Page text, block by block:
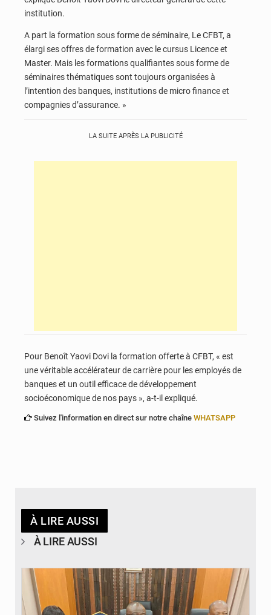
institution.
A part la formation sous forme de séminaire, Le CFBT, a
élargi ses offres de formation avec le cursus Licence et
Master. Mais les formations qualifiantes sous forme de
séminaires thématiques sont toujours organisées à
l’intention des banques, institutions de micro finance et
compagnies d’assurance. »
LA SUITE APRÈS LA PUBLICITÉ
Pour Benoît Yaovi Dovi la formation offerte à CFBT, « est
une véritable accélérateur de carrière pour les employés de
banques et un outil efficace de développement
socioéconomique de nos pays », a-t-il expliqué.
Suivez l'information en direct sur notre chaîne WHATSAPP
À LIRE AUSSI
À LIRE AUSSI